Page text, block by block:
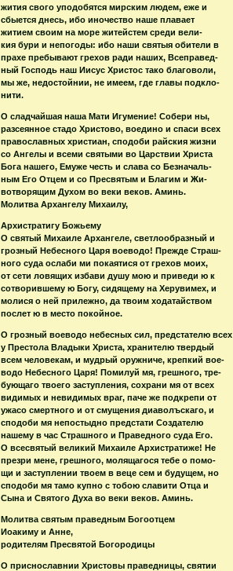
жития свого уподобятся мирским людем, еже и
сбыется днесь, ибо иночество наше плавает
житием своим на море житейстем среди вели-
кия бури и непогоды: ибо наши святыя обители в
прахе пребывают грехов ради наших, Всеправед-
ный Господь наш Иисус Христос тако благоволи,
мы же, недостойнии, не имеем, где главы подкло-
нити.
О сладчайшая наша Мати Игумение! Собери ны,
разсеянное стадо Христово, воедино и спаси всех
православных христиан, сподоби райския жизни
со Ангелы и всеми святыми во Царствии Христа
Бога нашего, Емуже честь и слава со Безначаль-
ным Его Отцем и со Пресвятым и Благим и Жи-
вотворящим Духом во веки веков. Аминь.
Молитва Архангелу Михаилу,
Архистратигу Божьему
О святый Михаиле Архангеле, светлообразный и
грозный Небесного Царя воеводо! Прежде Страш-
ного суда ослаби ми покаятися от грехов моих,
от сети ловящих избави душу мою и приведи ю к
сотворившему ю Богу, сидящему на Херувимех, и
молися о ней прилежно, да твоим ходатайством
послет ю в место покойное.
О грозный воеводо небесных сил, предстателю всех
у Престола Владыки Христа, хранителю твердый
всем человекам, и мудрый оружниче, крепкий вое-
водо Небесного Царя! Помилуй мя, грешного, тре-
бующаго твоего заступления, сохрани мя от всех
видимых и невидимых враг, паче же подкрепи от
ужасо смертного и от смущения диаволъскаго, и
сподоби мя непостыдно предстати Создателю
нашему в час Страшного и Праведного суда Его.
О всесвятый великий Михаиле Архистратиже! Не
презри мене, грешного, молящагося тебе о помо-
щи и заступлении твоем в веце сем и будущем, но
сподоби мя тамо купно с тобою славити Отца и
Сына и Святого Духа во веки веков. Аминь.
Молитва святым праведным Богоотцем
Иоакиму и Анне,
родителям Пресвятой Богородицы
О приснославнии Христовы праведницы, святии